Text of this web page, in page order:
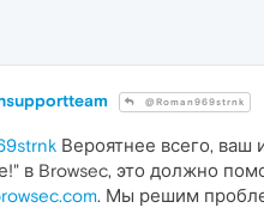
@Roman969strnk
Вероятнее всего, ваш
в Browsec, это должно
. Мы решим